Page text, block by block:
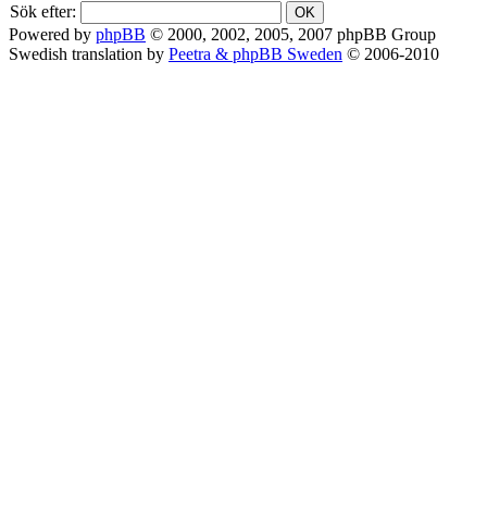
Sök efter:
Powered by phpBB © 2000, 2002, 2005, 2007 phpBB Group
Swedish translation by Peetra & phpBB Sweden © 2006-2010